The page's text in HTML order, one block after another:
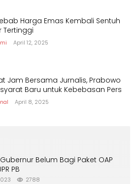
Harga Emas Kembali Sentuh
Tertinggi
April 12, 2025
Jam Bersama Jurnalis, Prabowo
Baru untuk Kebebasan Pers
April 8, 2025
Belum Bagi Paket OAP
PB
2788